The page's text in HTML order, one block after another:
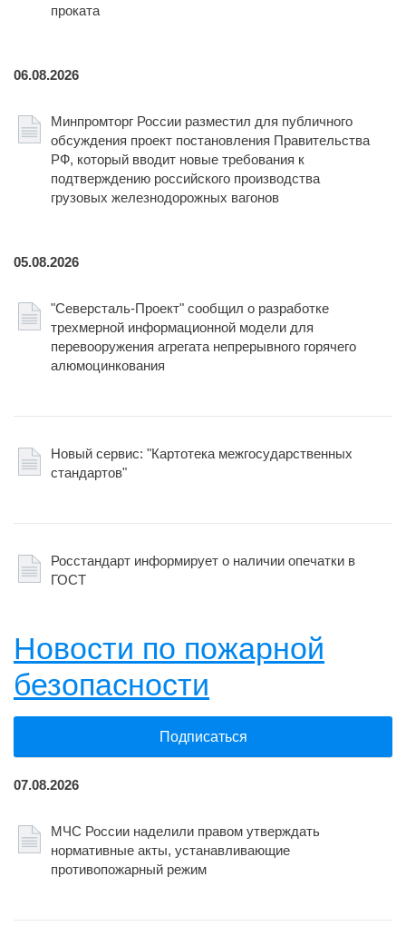
проката
06.08.2026
Минпромторг России разместил для публичного
обсуждения проект постановления Правительства
РФ, который вводит новые требования к
подтверждению российского производства
грузовых железнодорожных вагонов
05.08.2026
"Северсталь-Проект" сообщил о разработке
трехмерной информационной модели для
перевооружения агрегата непрерывного горячего
алюмоцинкования
Новый сервис: "Картотека межгосударственных
стандартов"
Росстандарт информирует о наличии опечатки в
ГОСТ
Новости по пожарной
безопасности
Подписаться
07.08.2026
МЧС России наделили правом утверждать
нормативные акты, устанавливающие
противопожарный режим